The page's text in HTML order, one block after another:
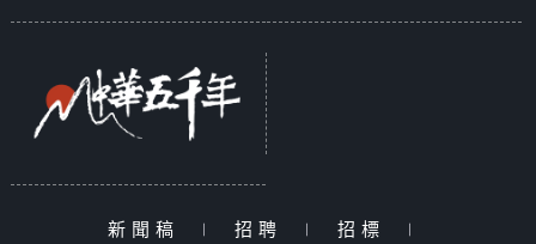
新聞稿 | 招聘 | 招標
|